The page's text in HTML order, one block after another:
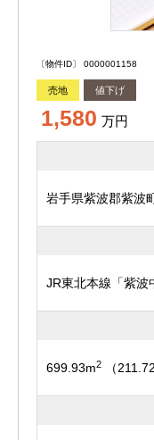
〔物件ID〕 0000001158
売地 値下げ
1,580 万円
岩手県紫波郡紫波
JR東北本線「紫
699.93m2 （